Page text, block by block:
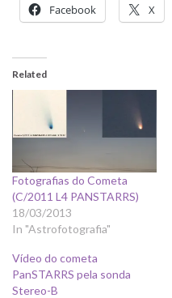
Facebook X
Related
Fotografias do Cometa
(C/2011 L4 PANSTARRS)
18/03/2013
In "Astrofotografia"
Vídeo do cometa
PanSTARRS pela sonda
Stereo-B